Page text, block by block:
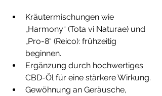
Kräutermischungen wie
„Harmony“ (Tota vi Naturae) und
„Pro-8“ (Reico): frühzeitig
beginnen.
Ergänzung durch hochwertiges
CBD-Öl für eine stärkere Wirkung.
Gewöhnung an Geräusche,